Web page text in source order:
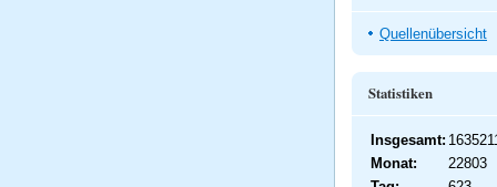
Quellenübersicht
Statistiken
Insgesamt:
Monat:
22803